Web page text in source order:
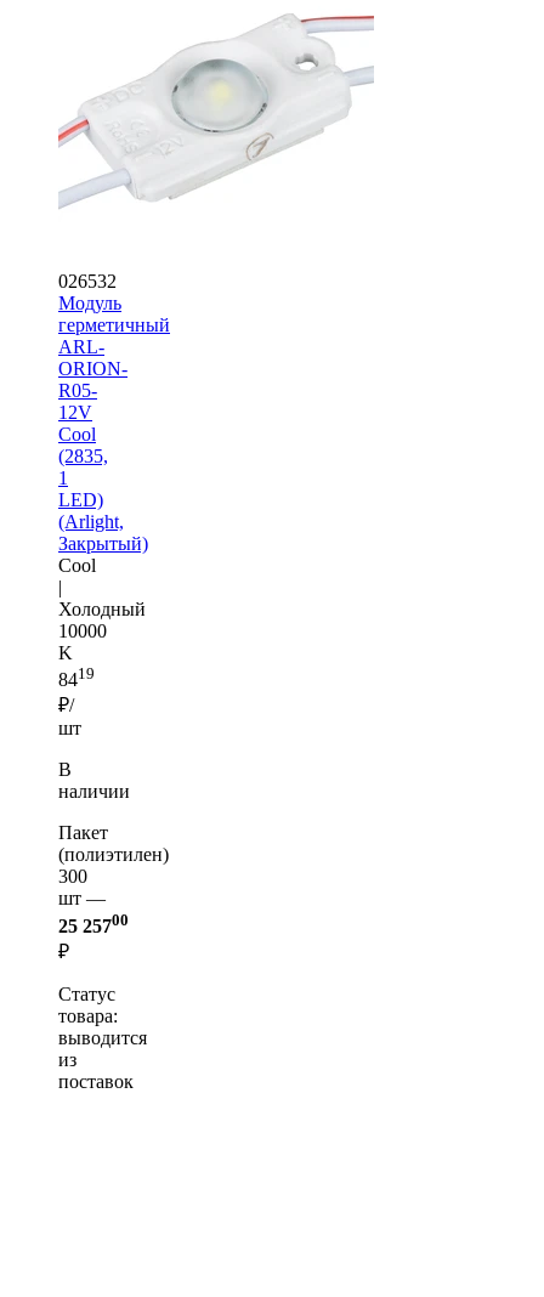
026532
Модуль
герметичный
ARL-
ORION-
R05-
12V
Cool
(2835,
1
LED)
(Arlight,
Закрытый)
Cool
|
Холодный
10000
K
8419
₽/
шт
В
наличии
Пакет
(полиэтилен)
300
шт —
25 25700
₽
Статус
товара:
выводится
из
поставок